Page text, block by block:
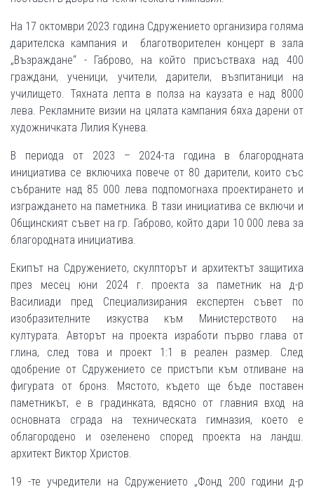
На 17 октомври 2023 година Сдружението организира голяма
дарителска кампания и благотворителен концерт в зала
„Възраждане“ - Габрово, на който присъстваха над 400
граждани, ученици, учители, дарители, възпитаници на
училището. Тяхната лепта в полза на каузата е над 8000
лева. Рекламните визии на цялата кампания бяха дарени от
художничката Лилия Кунева.
В периода от 2023 – 2024-та година в благородната
инициатива се включиха повече от 80 дарители, които със
събраните над 85 000 лева подпомогнаха проектирането и
изграждането на паметника. В тази инициатива се включи и
Общинският съвет на гр. Габрово, който дари 10 000 лева за
благородната инициатива.
Екипът на Сдружението, скулпторът и архитектът защитиха
през месец юни 2024 г. проекта за паметник на д-р
Василиади пред Специализирания експертен съвет по
изобразителните изкуства към Министерството на
културата. Авторът на проекта изработи първо глава от
глина, след това и проект 1:1 в реален размер. След
одобрение от Сдружението се пристъпи към отливане на
фигурата от бронз. Мястото, където ще бъде поставен
паметникът, е в градинката, вдясно от главния вход на
основната сграда на техническата гимназия, което е
облагородено и озеленено според проекта на ландш.
архитект Виктор Христов.
19 -те учредители на Сдружението „Фонд 200 години д-р